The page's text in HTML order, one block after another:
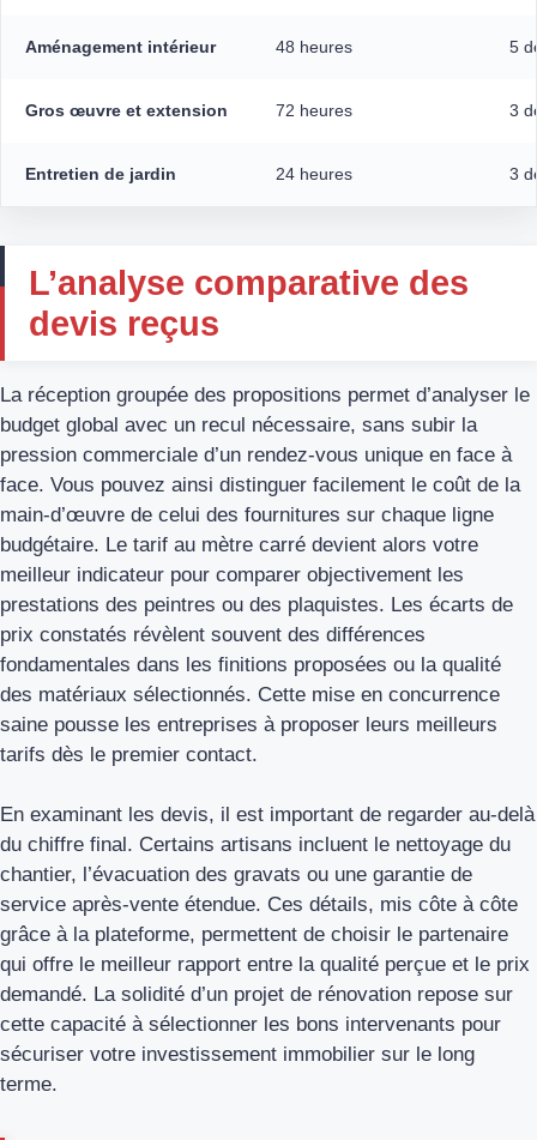
Aménagement intérieur 48 heures 5
Gros œuvre et extension 72 heures 3
Entretien de jardin 24 heures 3
L’analyse comparative des
devis reçus
La réception groupée des propositions permet d’analyser le
budget global avec un recul nécessaire, sans subir la
pression commerciale d’un rendez-vous unique en face à
face. Vous pouvez ainsi distinguer facilement le coût de la
main-d’œuvre de celui des fournitures sur chaque ligne
budgétaire. Le tarif au mètre carré devient alors votre
meilleur indicateur pour comparer objectivement les
prestations des peintres ou des plaquistes. Les écarts de
prix constatés révèlent souvent des différences
fondamentales dans les finitions proposées ou la qualité
des matériaux sélectionnés. Cette mise en concurrence
saine pousse les entreprises à proposer leurs meilleurs
tarifs dès le premier contact.
En examinant les devis, il est important de regarder au-delà
du chiffre final. Certains artisans incluent le nettoyage du
chantier, l’évacuation des gravats ou une garantie de
service après-vente étendue. Ces détails, mis côte à côte
grâce à la plateforme, permettent de choisir le partenaire
qui offre le meilleur rapport entre la qualité perçue et le prix
demandé. La solidité d’un projet de rénovation repose sur
cette capacité à sélectionner les bons intervenants pour
sécuriser votre investissement immobilier sur le long
terme.